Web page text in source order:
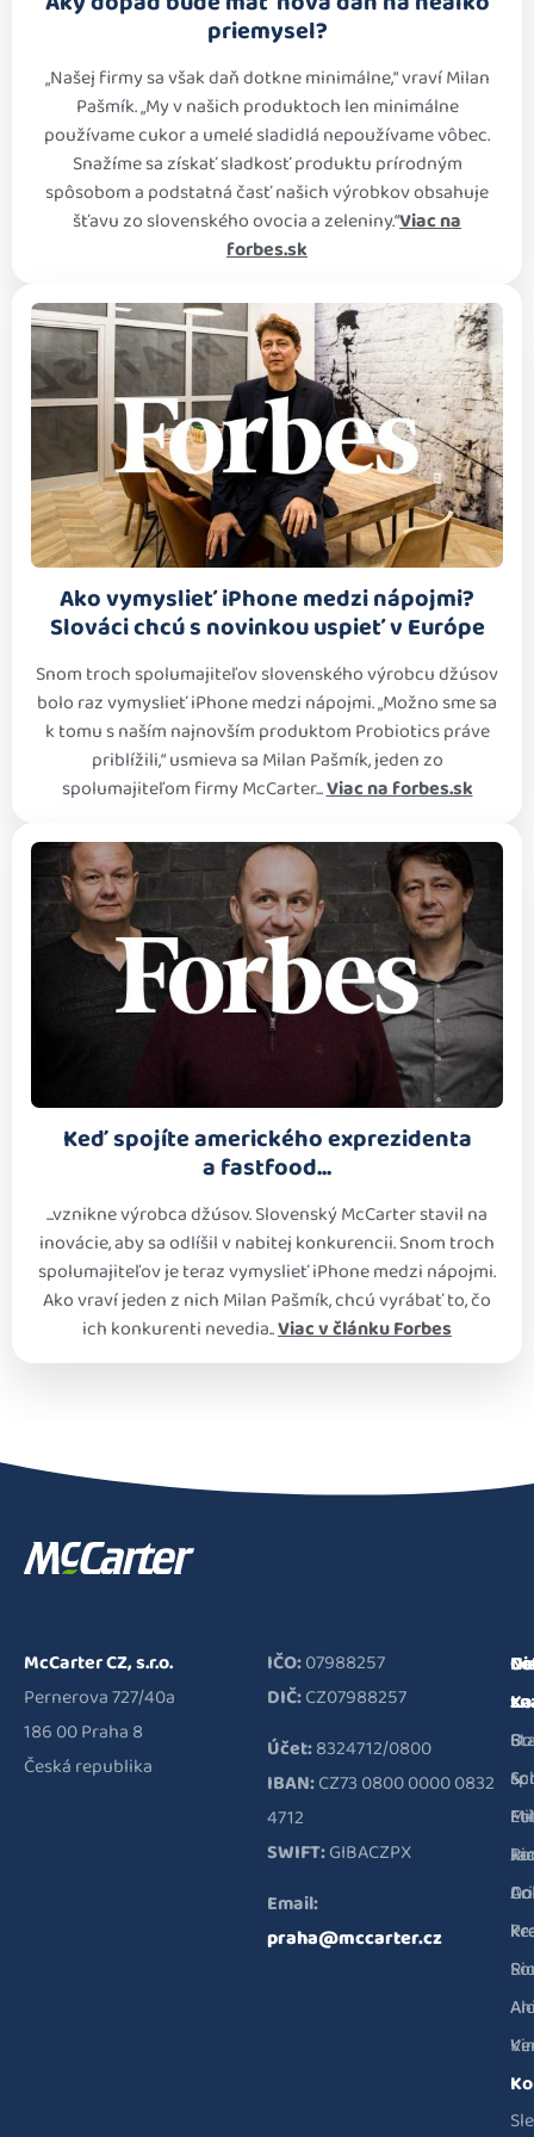
priemysel?
„Našej firmy sa však daň dotkne minimálne,“ vraví Milan
Pašmík. „My v našich produktoch len minimálne
používame cukor a umelé sladidlá nepoužívame vôbec.
Snažíme sa získať sladkosť produktu prírodným
spôsobom a podstatná časť našich výrobkov obsahuje
šťavu zo slovenského ovocia a zeleniny.“Viac na
forbes.sk
Ako vymyslieť iPhone medzi nápojmi?
Slováci chcú s novinkou uspieť v Európe
Snom troch spolumajiteľov slovenského výrobcu džúsov
bolo raz vymyslieť iPhone medzi nápojmi. „Možno sme sa
k tomu s naším najnovším produktom Probiotics práve
priblížili,“ usmieva sa Milan Pašmík, jeden zo
spolumajiteľom firmy McCarter...Viac na forbes.sk
Keď spojíte amerického exprezidenta
a fastfood...
...vznikne výrobca džúsov. Slovenský McCarter stavil na
inovácie, aby sa odlíšil v nabitej konkurencii. Snom troch
spolumajiteľov je teraz vymyslieť iPhone medzi nápojmi.
Ako vraví jeden z nich Milan Pašmík, chcú vyrábať to, čo
ich konkurenti nevedia..Viac v článku Forbes
McCarter CZ, s.r.o.
Pernerova 727/40a
186 00 Praha 8
Česká republika
IČO:07988257
DIČ:CZ07988257
Účet:8324712/0800
IBAN:CZ73 0800 0000 0832
4712
SWIFT:GIBACZPX
Email:
praha@mccarter.cz
&
O